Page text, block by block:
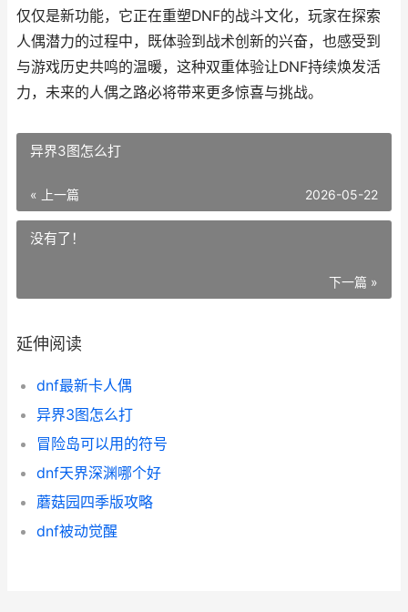
仅仅是新功能，它正在重塑DNF的战斗文化，玩家在探索
人偶潜力的过程中，既体验到战术创新的兴奋，也感受到
与游戏历史共鸣的温暖，这种双重体验让DNF持续焕发活
力，未来的人偶之路必将带来更多惊喜与挑战。
异界3图怎么打
« 上一篇 2026-05-22
没有了！
下一篇 »
延伸阅读
dnf最新卡人偶
异界3图怎么打
冒险岛可以用的符号
dnf天界深渊哪个好
蘑菇园四季版攻略
dnf被动觉醒